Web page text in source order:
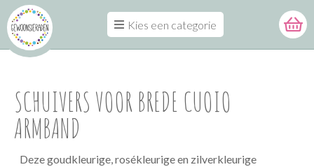
Kies een categorie
SCHUIVERS VOOR BREDE CUOIO
ARMBAND
Deze goudkleurige, rosékleurige en zilverkleurige